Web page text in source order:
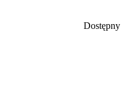
Dostępny